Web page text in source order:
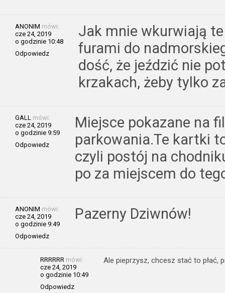
ANONIM mówi:
cze 24, 2019
o godzinie 10:48
Odpowiedz
Jak mnie wkurwiają
furami do
dość, że jeździć nie
krzakach, żeby tylko
GALL mówi:
cze 24, 2019
o godzinie 9:59
Odpowiedz
Miejsce pokazane na
parkowania.Te kartki
czyli postój na
po za miejscem do
ANONIM mówi:
cze 24, 2019
o godzinie 9:49
Odpowiedz
Pazerny Dziwnów!
RRRRRR mówi:
cze 24, 2019
o godzinie 10:49
Odpowiedz
Ale pieprzysz, chcesz stać to płać,